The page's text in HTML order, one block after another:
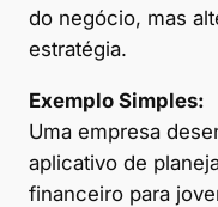
do negócio, mas
estratégia.
Exemplo Simples:
Uma empresa
aplicativo de
financeiro para